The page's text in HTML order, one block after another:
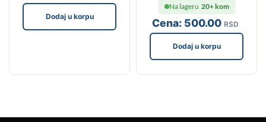
Dodaj u korpu
Cena: 500.00 RSD
Na lageru 20+ kom
Dodaj u korpu